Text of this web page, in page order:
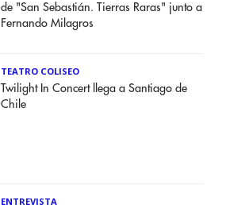
de "San Sebastián. Tierras Raras" junto a
Fernando Milagros
TEATRO COLISEO
Twilight In Concert llega a Santiago de
Chile
ENTREVISTA